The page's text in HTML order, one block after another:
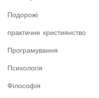
Подорожі
практичне християнство
Програмування
Психологія
Філософія